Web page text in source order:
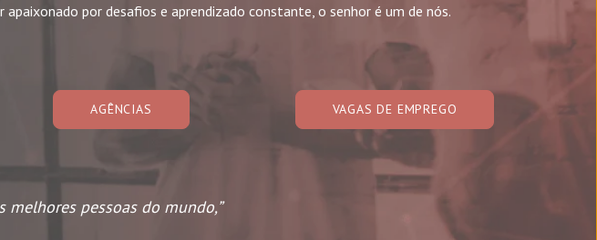
por desafios e aprendizado constante, o senhor é um de nós.
AGÊNCIAS VAGAS DE EMPREGO
melhores pessoas do mundo,”